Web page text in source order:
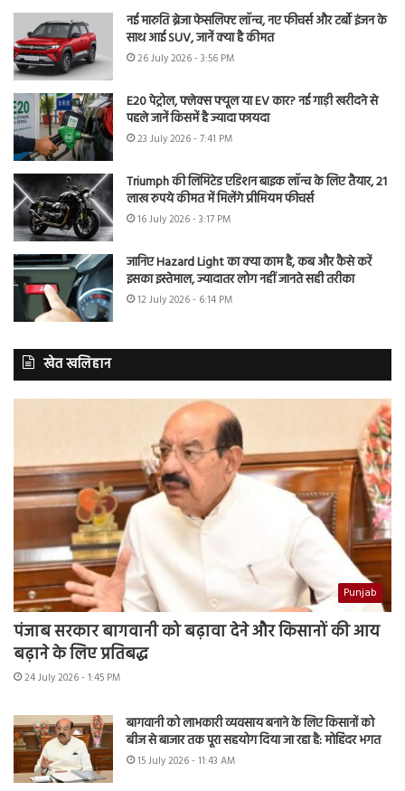
नई मारुति ब्रेजा फेसलिफ्ट लॉन्च, नए फीचर्स और टर्बो इंजन के
साथ आई SUV, जानें क्या है कीमत
26 July 2026 - 3:56 PM
E20 पेट्रोल, फ्लेक्स फ्यूल या EV कार? नई गाड़ी खरीदने से
पहले जानें किसमें है ज्यादा फायदा
23 July 2026 - 7:41 PM
Triumph की लिमिटेड एडिशन बाइक लॉन्च के लिए तैयार, 21
लाख रुपये कीमत में मिलेंगे प्रीमियम फीचर्स
16 July 2026 - 3:17 PM
जानिए Hazard Light का क्या काम है, कब और कैसे करें
इसका इस्तेमाल, ज्यादातर लोग नहीं जानते सही तरीका
12 July 2026 - 6:14 PM
खेत खलिहान
Punjab
पंजाब सरकार बागवानी को बढ़ावा देने और किसानों की आय
बढ़ाने के लिए प्रतिबद्ध
24 July 2026 - 1:45 PM
बागवानी को लाभकारी व्यवसाय बनाने के लिए किसानों को
बीज से बाजार तक पूरा सहयोग दिया जा रहा है: मोहिंदर भगत
15 July 2026 - 11:43 AM